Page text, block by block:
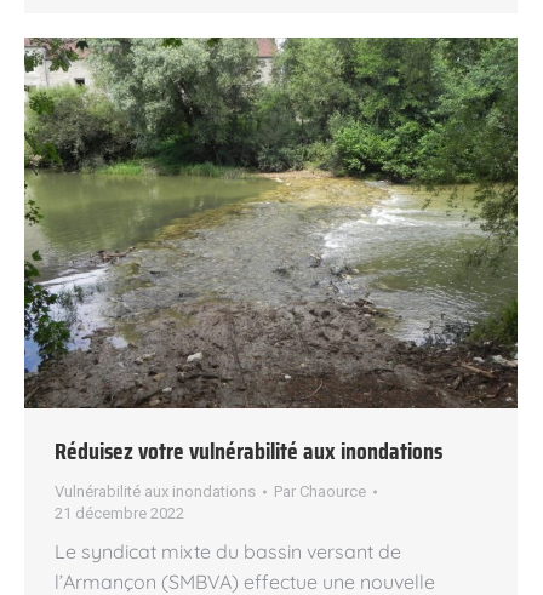
Réduisez votre vulnérabilité aux inondations
Vulnérabilité aux inondations Par Chaource
21 décembre 2022
Le syndicat mixte du bassin versant de
l’Armançon (SMBVA) effectue une nouvelle